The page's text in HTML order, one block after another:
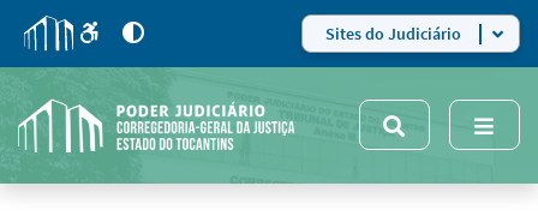
para
4
site
5
modo
de
contraste
Sites do Judiciário